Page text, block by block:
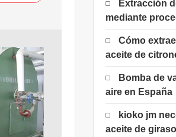
Extracción
mediante
Cómo
aceite de
Bomba de
aire en España
kioko jm
aceite de girasol